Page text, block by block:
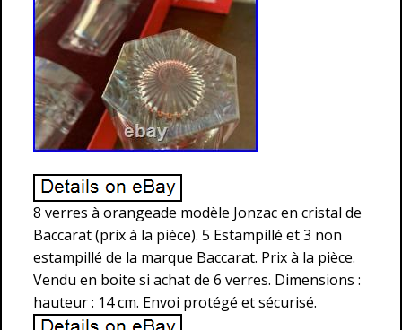
8 verres à orangeade modèle Jonzac en cristal de
Baccarat (prix à la pièce). 5 Estampillé et 3 non
estampillé de la marque Baccarat. Prix à la pièce.
Vendu en boite si achat de 6 verres. Dimensions :
hauteur : 14 cm. Envoi protégé et sécurisé.